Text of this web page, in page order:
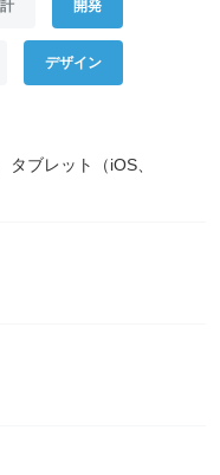
開発
デザイン
ブレット（iOS、